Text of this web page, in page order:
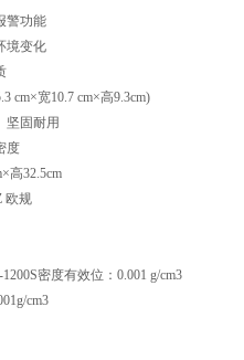
警功能
境变化
cm×宽10.7 cm×高9.3cm)
坚固耐用
度
高32.5cm
欧规
密度有效位：0.001 g/cm3
cm3